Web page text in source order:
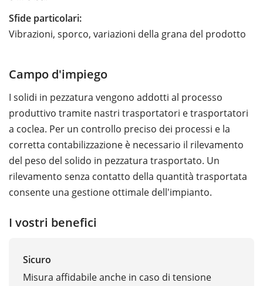
Sfide particolari:
Vibrazioni, sporco, variazioni della grana del prodotto
Campo d'impiego
I solidi in pezzatura vengono addotti al processo
produttivo tramite nastri trasportatori e trasportatori
a coclea. Per un controllo preciso dei processi e la
corretta contabilizzazione è necessario il rilevamento
del peso del solido in pezzatura trasportato. Un
rilevamento senza contatto della quantità trasportata
consente una gestione ottimale dell'impianto.
I vostri benefici
Sicuro
Misura affidabile anche in caso di tensione